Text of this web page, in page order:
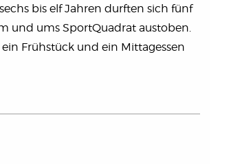
bis elf Jahren durften sich fünf
und ums SportQuadrat austoben.
Frühstück und ein Mittagessen